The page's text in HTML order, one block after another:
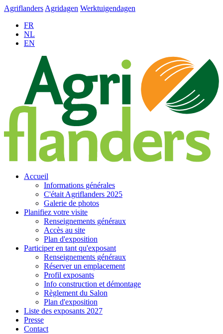
Agriflanders Agridagen Werktuigendagen
FR
NL
EN
Accueil
Informations générales
C'était Agriflanders 2025
Galerie de photos
Planifiez votre visite
Renseignements généraux
Accès au site
Plan d'exposition
Participer en tant qu'exposant
Renseignements généraux
Réserver un emplacement
Profil exposants
Info construction et démontage
Règlement du Salon
Plan d'exposition
Liste des exposants 2027
Presse
Contact